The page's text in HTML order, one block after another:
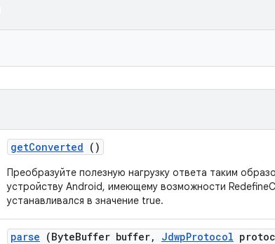
getConverted ()
Преобразуйте полезную нагрузку ответа таким
устройству Android, имеющему возможности
устанавливался в значение true.
parse (ByteBuffer buffer, JdwpProtocol